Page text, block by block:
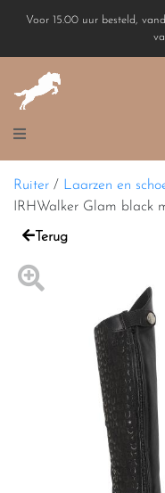
Voor 15.00 uur besteld,
Ruiter / Laarzen en
IRHWalker Glam black
Terug